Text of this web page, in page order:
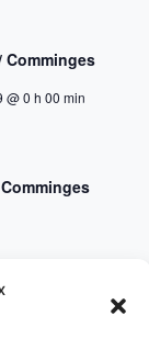
Comminges
@ 0 h 00 min